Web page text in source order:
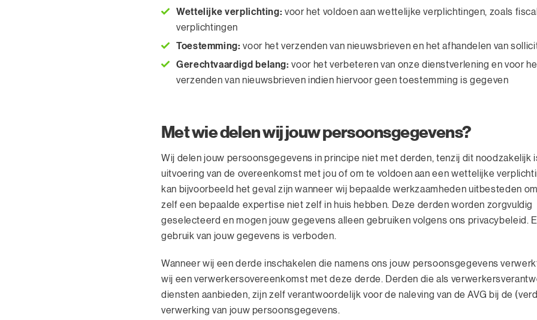
Wettelijke verplichting: voor het voldoen aan wettelijke verplichtingen, zoals
verplichtingen
Toestemming: voor het verzenden van nieuwsbrieven en het afhandelen van
Gerechtvaardigd belang: voor het verbeteren van onze dienstverlening en voor
verzenden van nieuwsbrieven indien hiervoor geen toestemming is gegeven
Met wie delen wij jouw persoonsgegevens?
Wij delen jouw persoonsgegevens in principe niet met derden, tenzij dit noodzakelijk
uitvoering van de overeenkomst met jou of om te voldoen aan een wettelijke
kan bijvoorbeeld het geval zijn wanneer wij bepaalde werkzaamheden uitbesteden
zelf een bepaalde expertise niet zelf in huis hebben. Deze derden worden zorgvuldig
geselecteerd en mogen jouw gegevens alleen gebruiken volgens ons privacybeleid.
gebruik van jouw gegevens is verboden.
Wanneer wij een derde inschakelen die namens ons jouw persoonsgegevens
wij een verwerkersovereenkomst met deze derde. Derden die als
diensten aanbieden, zijn zelf verantwoordelijk voor de naleving van de AVG bij de
verwerking van jouw persoonsgegevens.